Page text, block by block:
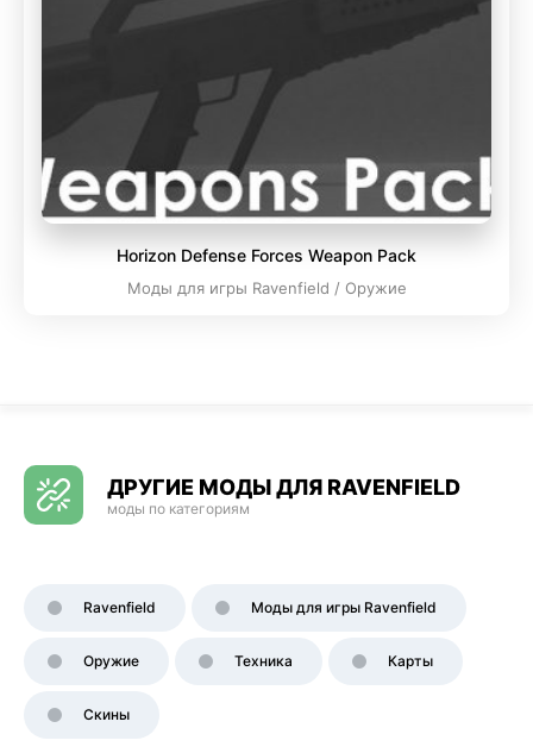
Horizon Defense Forces Weapon Pack
Моды для игры Ravenfield / Оружие
ДРУГИЕ МОДЫ ДЛЯ RAVENFIELD
моды по категориям
Ravenfield Моды для игры Ravenfield
Оружие Техника Карты
Скины